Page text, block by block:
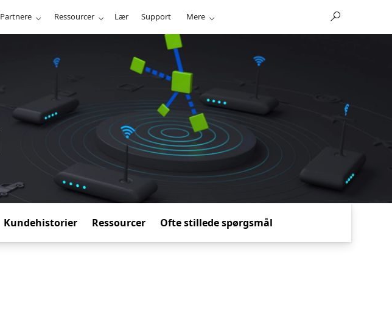
Partnere Ressourcer Lær Support Mere
Kundehistorier Ressourcer Ofte stillede spørgsmål